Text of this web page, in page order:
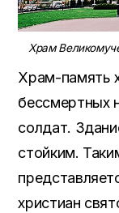
Храм
Храм-память
бессмертных
солдат.
стойким.
христиан